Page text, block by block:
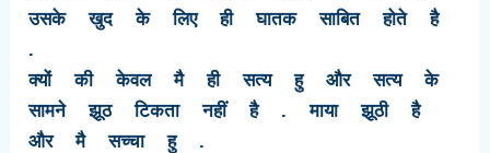
उसके खुद के लिए ही घातक साबित होते है
.
क्यों की केवल मै ही सत्य हु और सत्य के
सामने झूठ टिकता नहीं है . माया झूठी है
और मै सच्चा हु .